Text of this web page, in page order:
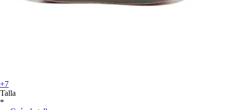
+7
Talla
*